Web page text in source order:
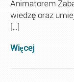
Animatorem
wiedzę oraz
[…]
Więcej